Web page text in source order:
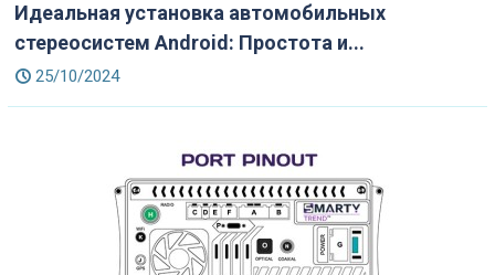
Идеальная установка автомобильных
стереосистем Android: Простота и...
25/10/2024